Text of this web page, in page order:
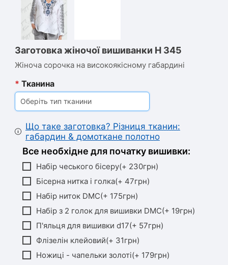
Заготовка жіночої вишиванки Н 345
Жіноча сорочка на високоякісному габардині
* Тканина
Оберіть тип тканини
Що таке заготовка? Різниця тканин:
габардин & домоткане полотно
Все необхідне для початку вишивки:
Набір чеського бісеру(+ 230грн)
Бісерна нитка і голка(+ 47грн)
Набір ниток DMC(+ 175грн)
Набір з 2 голок для вишивки DMC(+ 19грн)
П'яльця для вишивки d17(+ 57грн)
Флізелін клейовий(+ 31грн)
Ножиці - чапельки золоті(+ 179грн)